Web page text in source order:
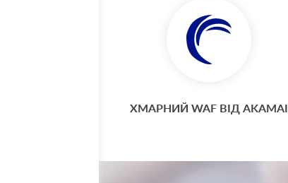
ХМАРНИЙ WAF ВІД AKAMAI